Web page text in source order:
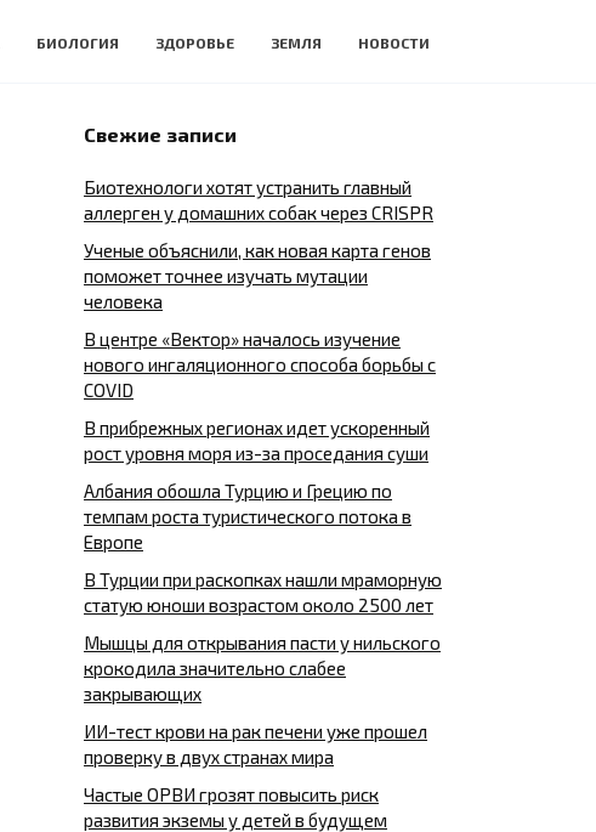
БИОЛОГИЯ ЗДОРОВЬЕ ЗЕМЛЯ НОВОСТИ
Свежие записи
Биотехнологи хотят устранить главный
аллерген у домашних собак через CRISPR
Ученые объяснили, как новая карта генов
поможет точнее изучать мутации
человека
В центре «Вектор» началось изучение
нового ингаляционного способа борьбы с
COVID
В прибрежных регионах идет ускоренный
рост уровня моря из-за проседания суши
Албания обошла Турцию и Грецию по
темпам роста туристического потока в
Европе
В Турции при раскопках нашли мраморную
статую юноши возрастом около 2500 лет
Мышцы для открывания пасти у нильского
крокодила значительно слабее
закрывающих
ИИ-тест крови на рак печени уже прошел
проверку в двух странах мира
Частые ОРВИ грозят повысить риск
развития экземы у детей в будущем